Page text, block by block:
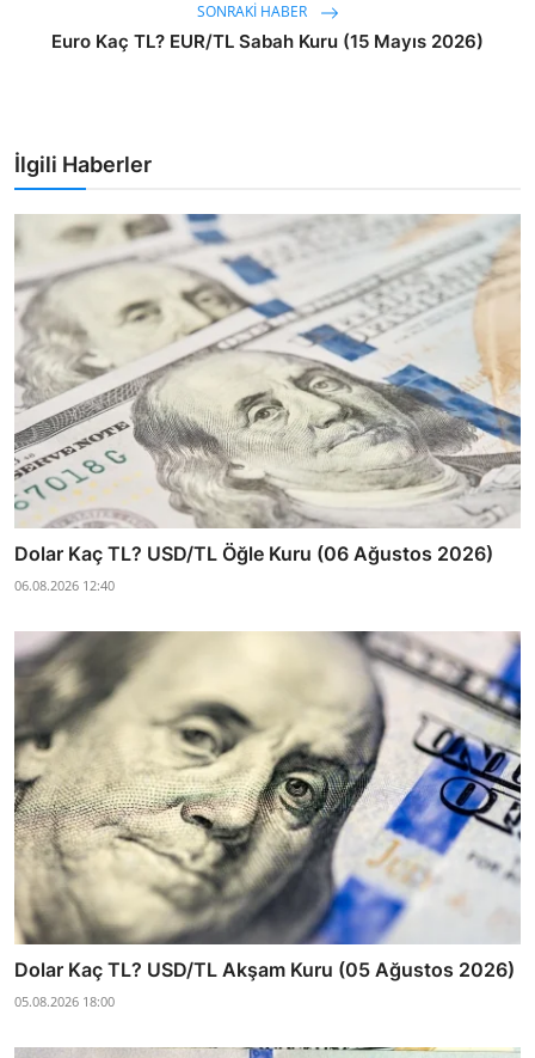
SONRAKI HABER
Euro Kaç TL? EUR/TL Sabah Kuru (15 Mayıs 2026)
İlgili Haberler
Dolar Kaç TL? USD/TL Öğle Kuru (06 Ağustos 2026)
06.08.2026 12:40
Dolar Kaç TL? USD/TL Akşam Kuru (05 Ağustos 2026)
05.08.2026 18:00